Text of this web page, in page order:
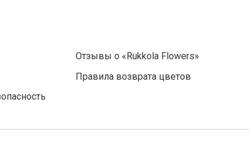
Отзывы о «Rukkola Flowers»
Правила возврата цветов